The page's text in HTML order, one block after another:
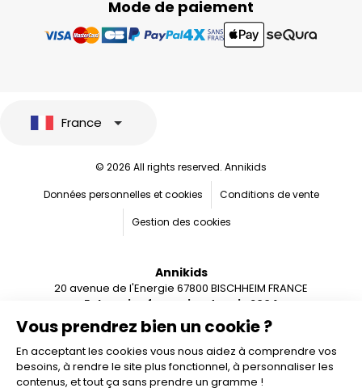
Mode de paiement
Vous prendrez bien un cookie ?
En acceptant les cookies vous nous aidez à comprendre vos
besoins, à rendre le site plus fonctionnel, à personnaliser les
contenus, et tout ça sans prendre un gramme !
France
© 2026 All rights reserved. Annikids
Données personnelles et cookies
Conditions de vente
Gestion des cookies
Annikids
20 avenue de l'Energie 67800 BISCHHEIM FRANCE
Entreprise française depuis 2004